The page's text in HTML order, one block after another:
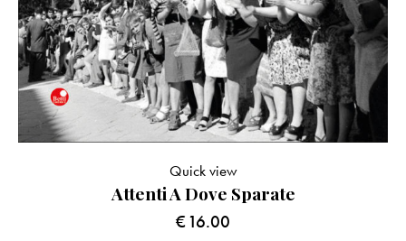
Attenti A Dove Sparate
€16.00
Quick view